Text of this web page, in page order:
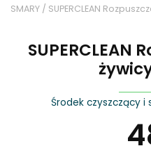
SMARY / SUPERCLEAN
SUPERCLEAN
Środek czyszczący i